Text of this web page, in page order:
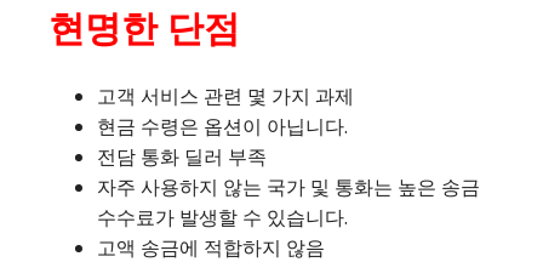
현명한 단점
고객 서비스 관련 몇 가지 과제
현금 수령은 옵션이 아닙니다.
전담 통화 딜러 부족
자주 사용하지 않는 국가 및 통화는 높은 송금
수수료가 발생할 수 있습니다.
고액 송금에 적합하지 않음